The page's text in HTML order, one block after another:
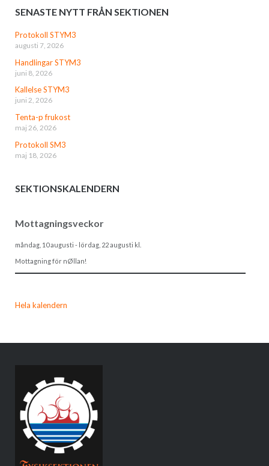
SENASTE NYTT FRÅN SEKTIONEN
Protokoll STYM3
augusti 7, 2026
Handlingar STYM3
juni 8, 2026
Kallelse STYM3
juni 2, 2026
Tenta-p frukost
maj 26, 2026
Protokoll SM3
maj 18, 2026
SEKTIONSKALENDERN
Mottagningsveckor
måndag, 10 augusti - lördag, 22 augusti kl.
Mottagning för nØllan!
Hela kalendern